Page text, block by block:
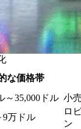
な価格帯
～35,000ドル 小
9万ドル
ロ
ン